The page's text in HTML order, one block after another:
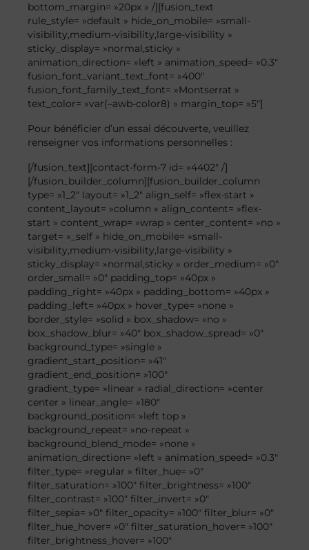
bottom_margin= »20px » /][fusion_text
rule_style= »default » hide_on_mobile= »small-
visibility,medium-visibility,large-visibility »
sticky_display= »normal,sticky »
animation_direction= »left » animation_speed= »0.3″
fusion_font_variant_text_font= »400″
fusion_font_family_text_font= »Montserrat »
text_color= »var(–awb-color8) » margin_top= »5″]
Pour bénéficier d’un essai découverte, veuillez
renseigner vos informations personnelles :
[/fusion_text][contact-form-7 id= »4402″ /]
[/fusion_builder_column][fusion_builder_column
type= »1_2″ layout= »1_2″ align_self= »flex-start »
content_layout= »column » align_content= »flex-
start » content_wrap= »wrap » center_content= »no »
target= »_self » hide_on_mobile= »small-
visibility,medium-visibility,large-visibility »
sticky_display= »normal,sticky » order_medium= »0″
order_small= »0″ padding_top= »40px »
padding_right= »40px » padding_bottom= »40px »
padding_left= »40px » hover_type= »none »
border_style= »solid » box_shadow= »no »
box_shadow_blur= »40″ box_shadow_spread= »0″
background_type= »single »
gradient_start_position= »41″
gradient_end_position= »100″
gradient_type= »linear » radial_direction= »center
center » linear_angle= »180″
background_position= »left top »
background_repeat= »no-repeat »
background_blend_mode= »none »
animation_direction= »left » animation_speed= »0.3″
filter_type= »regular » filter_hue= »0″
filter_saturation= »100″ filter_brightness= »100″
filter_contrast= »100″ filter_invert= »0″
filter_sepia= »0″ filter_opacity= »100″ filter_blur= »0″
filter_hue_hover= »0″ filter_saturation_hover= »100″
filter_brightness_hover= »100″